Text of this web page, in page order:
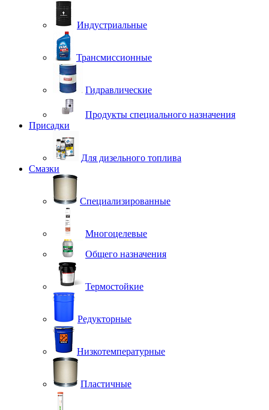
Индустриальные
Трансмиссионные
Гидравлические
Продукты специального назначения
Присадки
Для дизельного топлива
Смазки
Специализированные
Многоцелевые
Общего назначения
Термостойкие
Редукторные
Низкотемпературные
Пластичные